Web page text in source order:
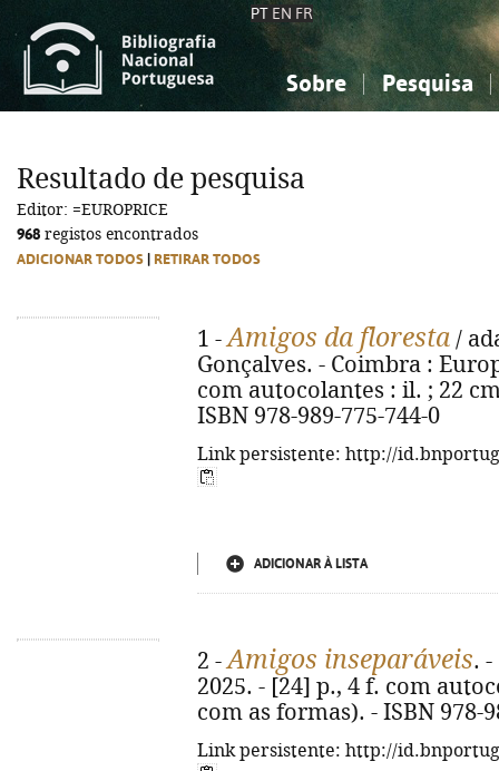
PT EN FR
Sobre Pesquisa
Ciências sociais...
Ciências sociais...
Resultado de pesquisa
Editor: =EUROPRICE
968 registos encontrados
ADICIONAR TODOS RETIRAR TODOS
1 -Amigos da floresta /
Gonçalves. - Coimbra :
com autocolantes : il. ; 22
ISBN 978-989-775-744-0
Link persistente: http://
ADICIONAR À LISTA
2 -Amigos inseparáveis.
2025. - [24] p., 4 f. com
com as formas). - ISBN 978-
Link persistente: http://